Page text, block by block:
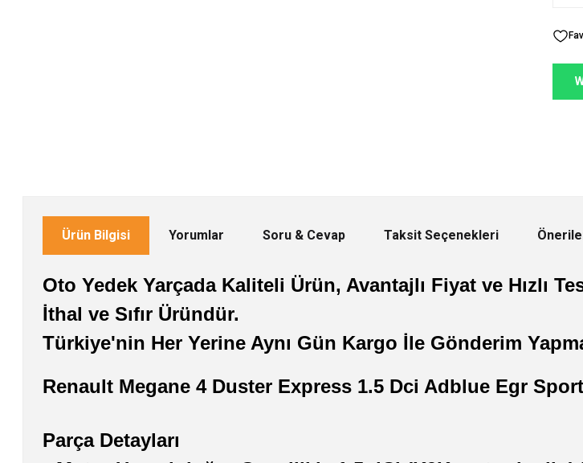
Ürün Bilgisi Yorumlar Soru & Cevap Taksit Seçenekleri
Oto Yedek Yarçada Kaliteli Ürün, Avantajlı Fiyat ve Hızlı
İthal ve Sıfır Üründür.
Türkiye'nin Her Yerine Aynı Gün Kargo İle Gönderim
Renault Megane 4 Duster Express 1.5 Dci Adblue Egr
Parça Detayları